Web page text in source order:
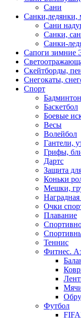
Сани
Сани
Санки,
Санки-
Сапоги зимние
Скейтборды,
Снегокаты,
Спорт
Бадминтон
Баскетбол
Боевые
Весы
Волейбол
Гантели,
Грифы,
Дартс
Защита
Коньки
Мешки,
Очки
Плавание
Теннис
Фитнес.
Футбол